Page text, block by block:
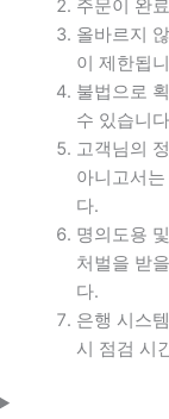
주문이 완
올바르지
이 제한됩
불법으로
수 있습니
고객님의
아니고서
다.
명의도용
처벌을 받
다.
은행 시스
시 점검 시